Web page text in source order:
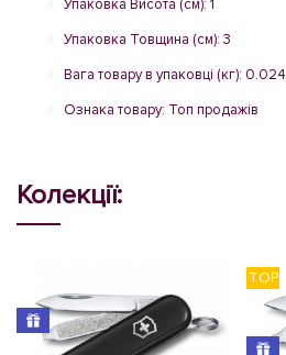
Упаковка Висота (см): 1
Упаковка Товщина (см): 3
Вага товару в упаковці (кг): 0.024
Ознака товару: Топ продажів
Колекції:
TOP